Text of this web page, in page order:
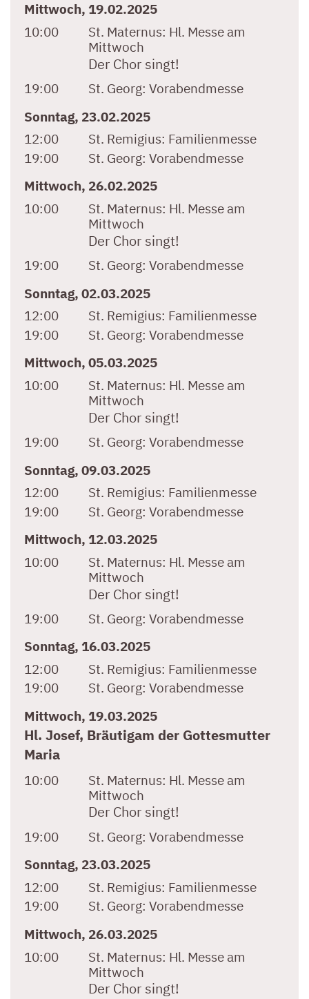
Mittwoch, 19.02.2025
10:00
St. Maternus: Hl. Messe am
Mittwoch
Der Chor singt!
19:00 St. Georg:Vorabendmesse
Sonntag, 23.02.2025
12:00
St. Remigius: Familienmesse
19:00
St. Georg:Vorabendmesse
Mittwoch, 26.02.2025
10:00
St. Maternus: Hl. Messe am
Mittwoch
Der Chor singt!
19:00 St. Georg:Vorabendmesse
Sonntag, 02.03.2025
12:00
St. Remigius: Familienmesse
19:00
St. Georg:Vorabendmesse
Mittwoch, 05.03.2025
10:00
St. Maternus: Hl. Messe am
Mittwoch
Der Chor singt!
19:00 St. Georg:Vorabendmesse
Sonntag, 09.03.2025
12:00
St. Remigius: Familienmesse
19:00
St. Georg:Vorabendmesse
Mittwoch, 12.03.2025
10:00
St. Maternus: Hl. Messe am
Mittwoch
Der Chor singt!
19:00 St. Georg:Vorabendmesse
Sonntag, 16.03.2025
12:00
St. Remigius: Familienmesse
19:00
St. Georg:Vorabendmesse
Mittwoch, 19.03.2025
Hl. Josef, Bräutigam der Gottesmutter
Maria
10:00 St. Maternus: Hl. Messe am
Mittwoch
Der Chor singt!
19:00 St. Georg:Vorabendmesse
Sonntag, 23.03.2025
12:00
St. Remigius: Familienmesse
19:00
St. Georg:Vorabendmesse
Mittwoch, 26.03.2025
10:00
St. Maternus: Hl. Messe am
Mittwoch
Der Chor singt!